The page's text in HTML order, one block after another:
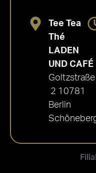
Tee Tea
Thé
LADEN
UND CAFÉ
Goltzstraße
2 10781
Berlin